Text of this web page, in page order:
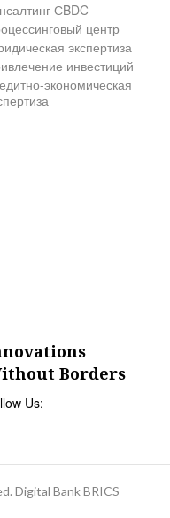
СBDC
центр
экспертиза
инвестиций
экономическая
Borders
Us:
Digital Bank BRICS